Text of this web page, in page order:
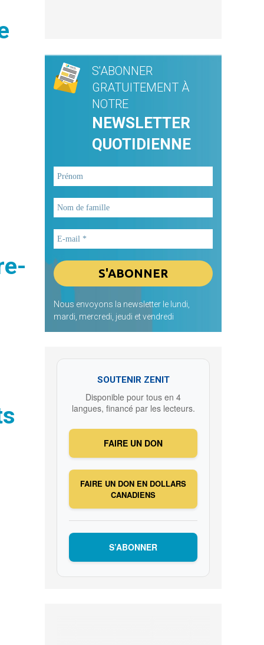
S'ABONNER
GRATUITEMENT À
NOTRE
NEWSLETTER
QUOTIDIENNE
Nous envoyons la newsletter le lundi,
mardi, mercredi, jeudi et vendredi
SOUTENIR ZENIT
Disponible pour tous en 4
langues, financé par les lecteurs.
FAIRE UN DON
FAIRE UN DON EN DOLLARS
CANADIENS
S’ABONNER